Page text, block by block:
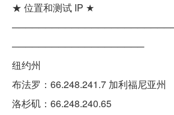
★ 位置和测试 IP ★
────────────────────
纽约州
布法罗：66.248.241.7 加利福尼亚州
洛杉矶：66.248.240.65